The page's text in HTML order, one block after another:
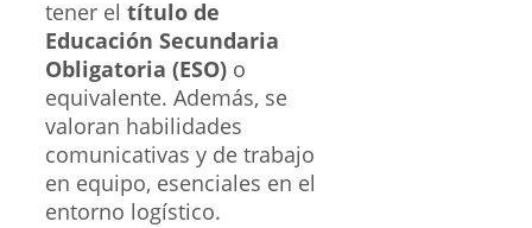
tener el título de
Educación Secundaria
Obligatoria (ESO) o
equivalente. Además, se
valoran habilidades
comunicativas y de trabajo
en equipo, esenciales en el
entorno logístico.